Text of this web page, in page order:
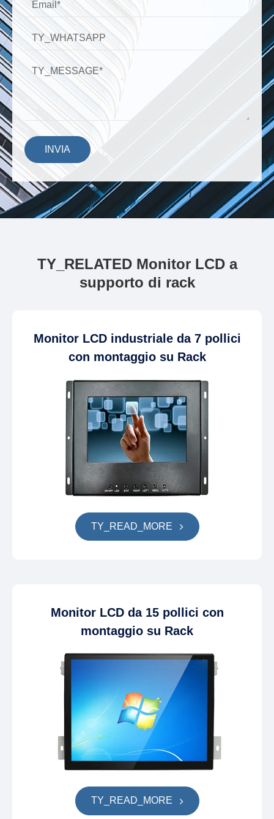
INVIA
TY_RELATED Monitor LCD a
supporto di rack
Monitor LCD industriale da 7 pollici
con montaggio su Rack
TY_READ_MORE
Monitor LCD da 15 pollici con
montaggio su Rack
TY_READ_MORE